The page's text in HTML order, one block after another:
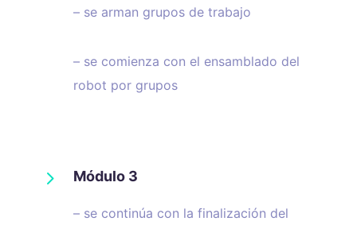
– se arman grupos de trabajo
– se comienza con el ensamblado del
robot por grupos
5 Módulo 3
– se continúa con la finalización del